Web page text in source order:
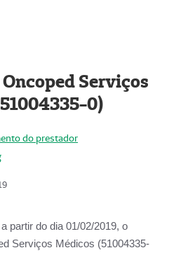
Serviços
0)
do prestador
partir do dia 01/02/2019, o
Serviços Médicos (51004335-